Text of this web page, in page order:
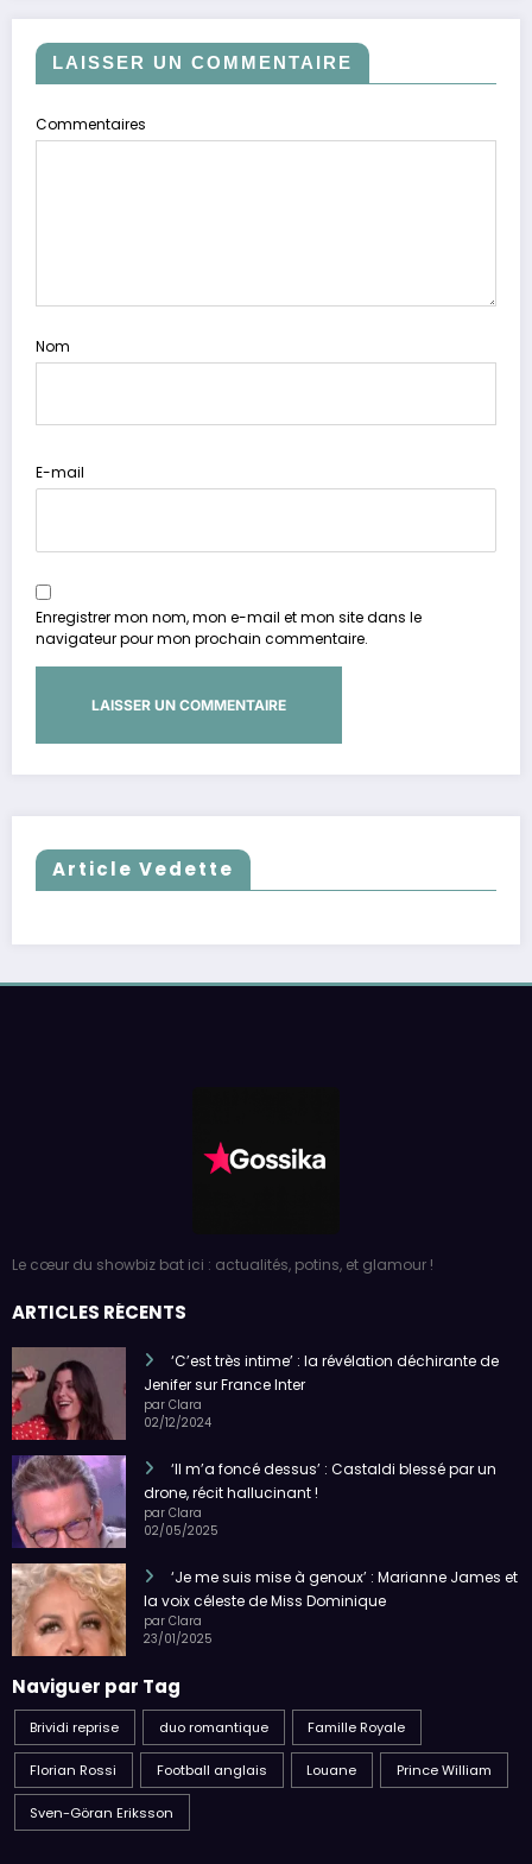
LAISSER UN COMMENTAIRE
Commentaires
Nom
E-mail
Enregistrer mon nom, mon e-mail et mon site dans le
navigateur pour mon prochain commentaire.
Article Vedette
Le cœur du showbiz bat ici : actualités, potins, et glamour !
ARTICLES RÉCENTS
‘C’est très intime’ : la révélation déchirante de
Jenifer sur France Inter
par Clara
02/12/2024
‘Il m’a foncé dessus’ : Castaldi blessé par un
drone, récit hallucinant !
par Clara
02/05/2025
‘Je me suis mise à genoux’ : Marianne James et
la voix céleste de Miss Dominique
par Clara
23/01/2025
Naviguer par Tag
Brividi reprise duo romantique Famille Royale
Florian Rossi Football anglais Louane Prince William
Sven-Göran Eriksson